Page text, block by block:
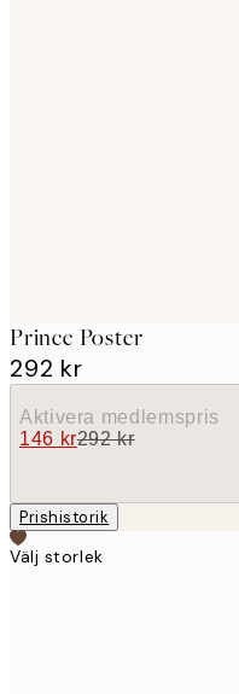
Prince Poster
292 kr
Aktivera medlemspris
146 kr292 kr
Prishistorik
Välj storlek